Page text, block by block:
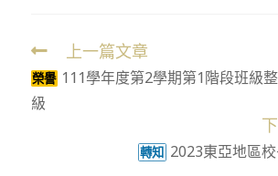
Read
more
articles
上一篇文章
榮譽 111學年度第2學期第1階段班級
級
轉知 2023東亞地區